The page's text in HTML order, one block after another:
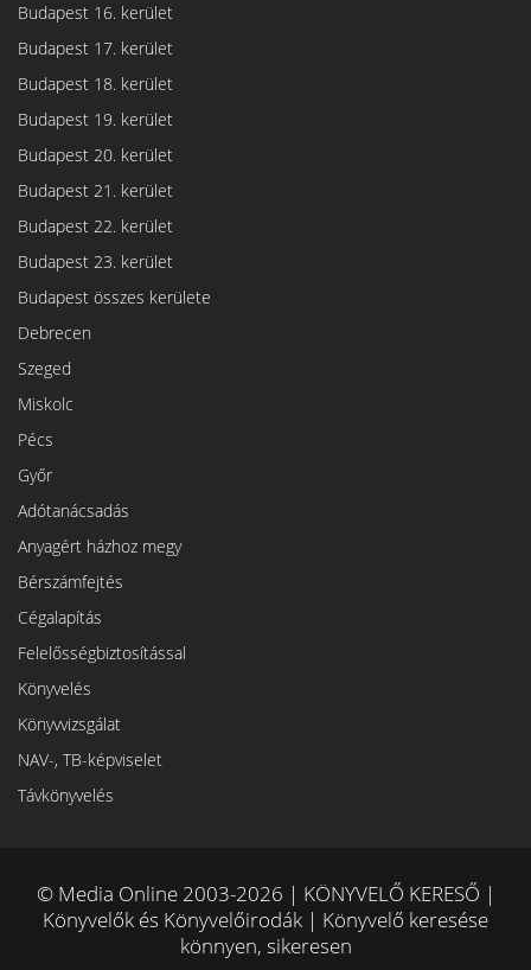
Budapest 16. kerület
Budapest 17. kerület
Budapest 18. kerület
Budapest 19. kerület
Budapest 20. kerület
Budapest 21. kerület
Budapest 22. kerület
Budapest 23. kerület
Budapest összes kerülete
Debrecen
Szeged
Miskolc
Pécs
Győr
Adótanácsadás
Anyagért házhoz megy
Bérszámfejtés
Cégalapítás
Felelősségbiztosítással
Könyvelés
Könyvvizsgálat
NAV-, TB-képviselet
Távkönyvelés
© Media Online 2003-2026 | KÖNYVELŐ KERESŐ |
Könyvelők és Könyvelőirodák | Könyvelő keresése
könnyen, sikeresen